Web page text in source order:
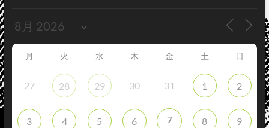
月 火 水 木 金 土 日
27 28 29 30 31 1 2
3 4 5 6 7 8 9